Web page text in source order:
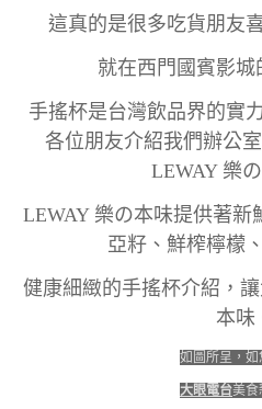
這真的是很多吃貨朋友
就在西門國賓影城
手搖杯是台灣飲品界的實
各位朋友介紹我們辦公
LEWAY 樂
LEWAY 樂の本味提供著新
亞籽、鮮榨檸檬
健康細緻的手搖杯介紹，
本味
如圖所呈，如
大眼電台美食